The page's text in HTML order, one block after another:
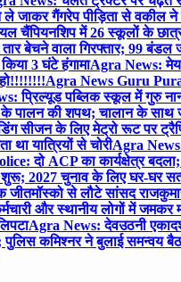
गैंगरेप पीड़िता से वकील ने
चैंपियनशिप में 26 स्कूलों के
बेचने वाला गिरफ्तार; 99 बंडल
3 घंटे हंगामाAgra News:
Agra News Guru
प्रिल्यूड पब्लिक स्कूल में गुरु
के पालन की शपथ; चालान के साथ
सीजन के लिए मेट्रो रूट पर
था यात्रियों से चोरीAgra News:
दो ACP का कार्यक्षेत्र
2027 चुनाव के लिए घर-घर
जीतमॉस्को से लौटे सांसद
और स्थानीय लोगों में जमकर
Agra News: देवउठनी
पुलिस कमिश्नर ने बुलाई समन्वय